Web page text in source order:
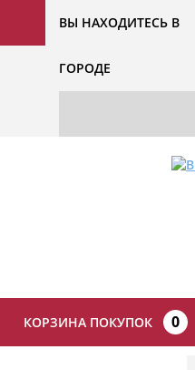
ВЫ НАХОДИТЕСЬ В
ГОРОДЕ
КОРЗИНА ПОКУПОК 0